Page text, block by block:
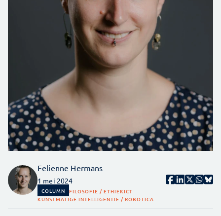
Felienne Hermans
1 mei 2024
COLUMN FILOSOFIE / ETHIEKICT
KUNSTMATIGE INTELLIGENTIE / ROBOTICA